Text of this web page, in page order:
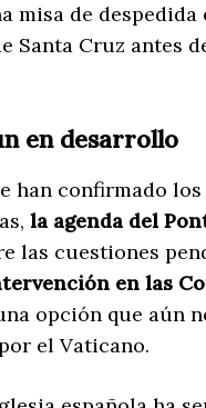
misa de despedida
Santa Cruz antes
en desarrollo
han confirmado
la agenda del
las cuestiones
en las
opción que aún
el Vaticano.